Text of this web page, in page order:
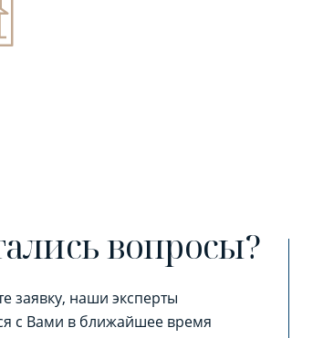
вопросы?
заявку, наши эксперты
с Вами в ближайшее время